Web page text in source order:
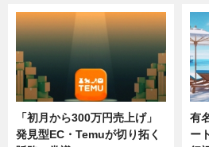
「初月から300万円売上げ」
発見型EC・Temuが切り拓く
有
ー